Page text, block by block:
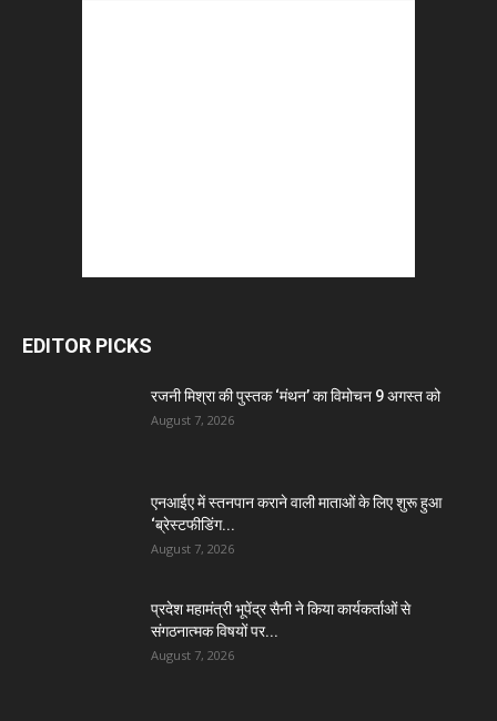
EDITOR PICKS
रजनी मिश्रा की पुस्तक ‘मंथन’ का विमोचन 9 अगस्त को
August 7, 2026
एनआईए में स्तनपान कराने वाली माताओं के लिए शुरू हुआ
‘ब्रेस्टफीडिंग...
August 7, 2026
प्रदेश महामंत्री भूपेंद्र सैनी ने किया कार्यकर्ताओं से
संगठनात्मक विषयों पर...
August 7, 2026